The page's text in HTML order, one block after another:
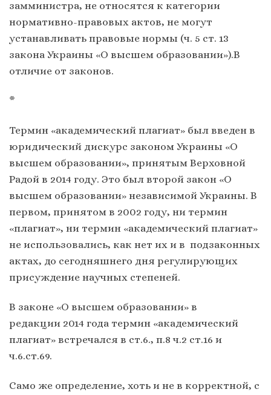
замминистра, не относятся к категории
нормативно-правовых актов, не могут
устанавливать правовые нормы (ч. 5 ст. 13
закона Украины «О высшем образовании»).В
отличие от законов.
*
Термин «академический плагиат» был введен в
юридический дискурс законом Украины «О
высшем образовании», принятым Верховной
Радой в 2014 году. Это был второй закон «О
высшем образовании» независимой Украины. В
первом, принятом в 2002 году, ни термин
«плагиат», ни термин «академический плагиат»
не использовались, как нет их и в подзаконных
актах, до сегодняшнего дня регулирующих
присуждение научных степеней.
В законе «О высшем образовании» в
редакции 2014 года термин «академический
плагиат» встречался в ст.6., п.8 ч.2 ст.16 и
ч.6.ст.69.
Само же определение, хоть и не в корректной, с